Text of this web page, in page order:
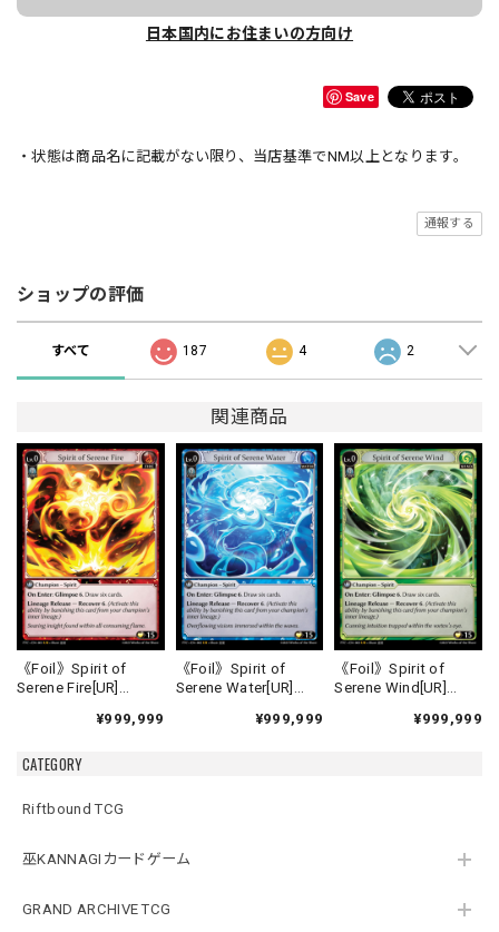
CATEGORY
Riftbound TCG
巫KANNAGIカードゲーム
GRAND ARCHIVE TCG
日本国内にお住まいの方向け
Save
・状態は商品名に記載がない限り、当店基準でNM以上となります。
通報する
ショップの評価
すべて 187 4 2
関連商品
《Foil》Spirit of
Serene Fire[UR]
¥999,999
《Foil》Spirit of
Serene Water[UR]
¥999,999
《Foil》Spirit of
Serene Wind[UR]
¥999,999